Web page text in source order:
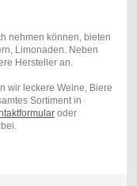
nehmen können, bieten
Limonaden. Neben
Hersteller an.
wir leckere Weine, Biere
Sortiment in
oder